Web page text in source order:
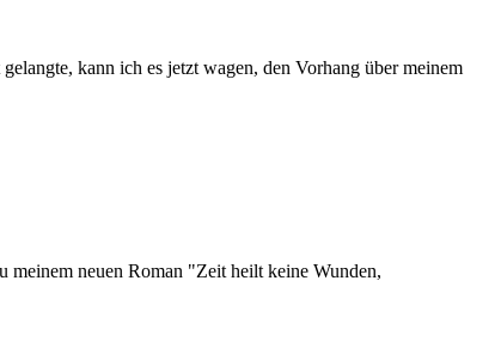
kann ich es jetzt wagen, den Vorhang über meinem
meinem neuen Roman "Zeit heilt keine Wunden,